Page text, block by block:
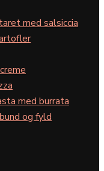
med salsiccia
med burrata
og fyld